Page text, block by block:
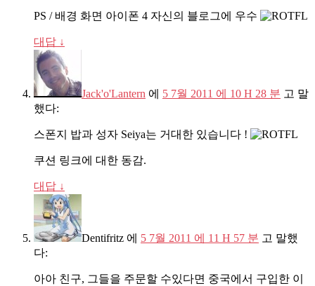
PS / 배경 화면 아이폰 4 자신의 블로그에 우수
대답 ↓
Jack'o'Lantern 에 5 7월 2011 에 10 H 28 분 고 말
했다:
스폰지 밥과 성자 Seiya는 거대한 있습니다 !
쿠션 링크에 대한 동감.
대답 ↓
Dentifritz 에 5 7월 2011 에 11 H 57 분 고 말했
다:
아아 친구, 그들을 주문할 수있다면 중국에서 구입한 이